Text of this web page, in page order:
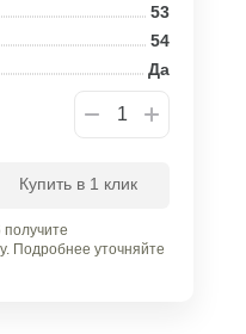
53
54
Да
Купить в 1 клик
Подробнее уточняйте